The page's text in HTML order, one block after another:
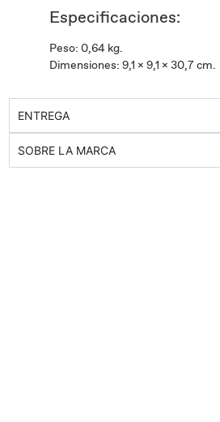
Especificaciones:
Peso: 0,64 kg.
Dimensiones: 9,1 x 9,1 x 30,7 cm.
ENTREGA
SOBRE LA MARCA